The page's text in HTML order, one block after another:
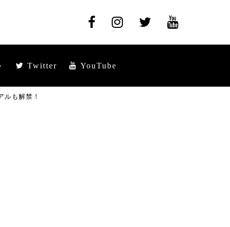
Twitter YouTube
ルも解禁！